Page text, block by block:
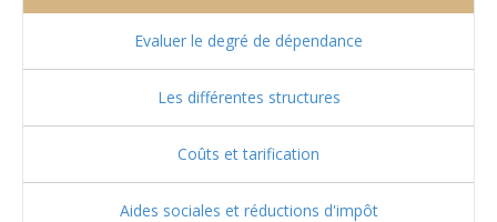
Evaluer le degré de dépendance
Les différentes structures
Coûts et tarification
Aides sociales et réductions d'impôt